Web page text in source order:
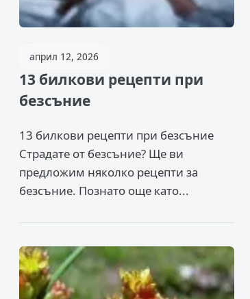
април 12, 2026
13 билкови рецепти при
безсъние
13 билкови рецепти при безсъние
Страдате от безсъние? Ще ви
предложим няколко рецепти за
безсъние. Познато още като...